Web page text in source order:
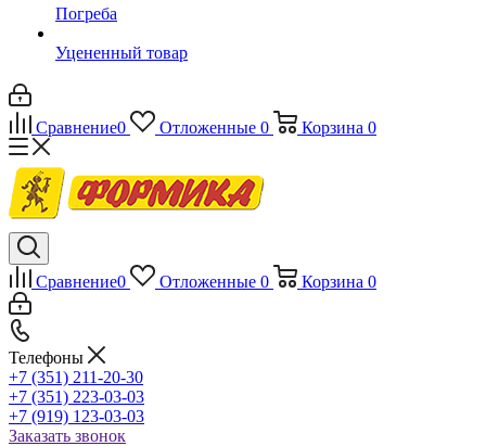
Погреба
Уцененный товар
Сравнение0 Отложенные 0 Корзина 0
Сравнение0 Отложенные 0 Корзина 0
Телефоны
+7 (351) 211-20-30
+7 (351) 223-03-03
+7 (919) 123-03-03
Заказать звонок